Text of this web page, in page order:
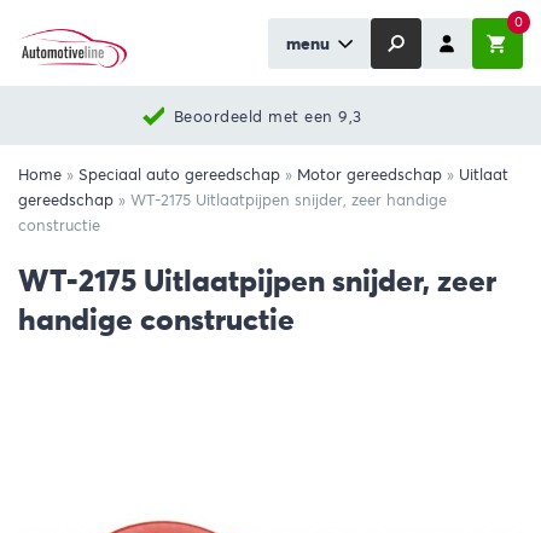
menu
0
Beoordeeld met een 9,3
Home » Speciaal auto gereedschap » Motor gereedschap » Uitlaat
gereedschap » WT-2175 Uitlaatpijpen snijder, zeer handige
constructie
WT-2175 Uitlaatpijpen snijder, zeer
handige constructie